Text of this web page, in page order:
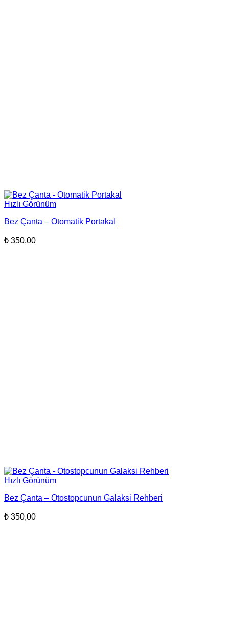
Hızlı Görünüm
Bez Çanta – Otomatik Portakal
₺ 350,00
Hızlı Görünüm
Bez Çanta – Otostopcunun Galaksi Rehberi
₺ 350,00